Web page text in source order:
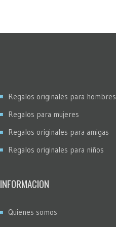
Regalos originales para hombres
Regalos para mujeres
Regalos originales para amigas
Regalos originales para niños
INFORMACION
Quienes somos